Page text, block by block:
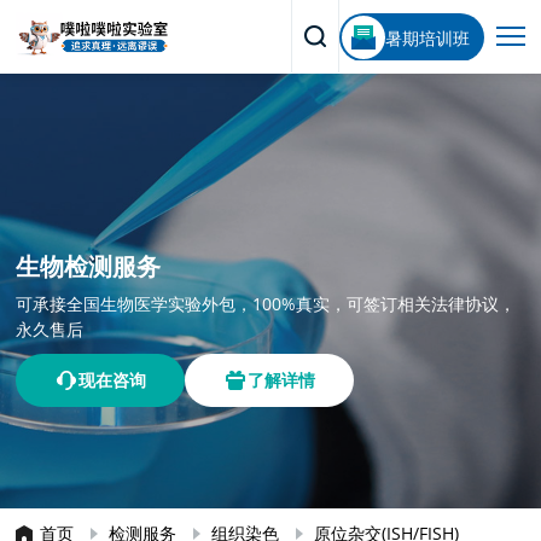
暑期培训班
生物检测服务
可承接全国生物医学实验外包，100%真实，可签订相关法律协议，
永久售后
现在咨询 了解详情
首页 检测服务 组织染色 原位杂交(ISH/FISH)